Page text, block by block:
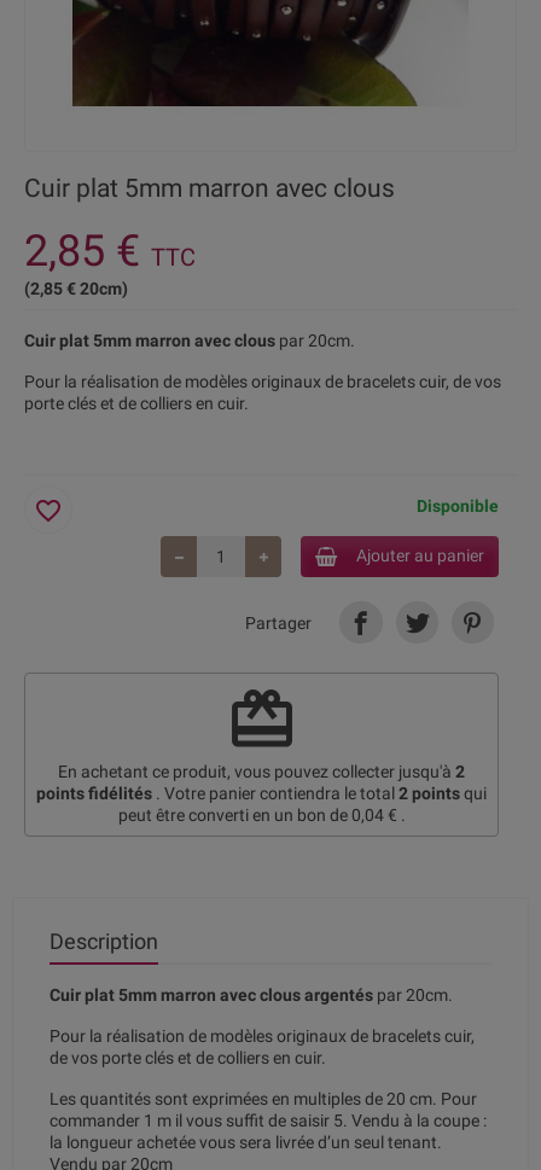
Cuir plat 5mm marron avec clous
2,85 € TTC
(2,85 € 20cm)
Cuir plat 5mm marron avec clous par 20cm.
Pour la réalisation de modèles originaux de bracelets cuir, de vos
porte clés et de colliers en cuir.
Disponible
Ajouter au panier
favorite_border
Partager
redeem
En achetant ce produit, vous pouvez collecter jusqu'à 2
points fidélités . Votre panier contiendra le total 2 pointsqui
peut être converti en un bon de 0,04 € .
Description
Cuir plat 5mm marron avec clous argentés par 20cm.
Pour la réalisation de modèles originaux de bracelets cuir,
de vos porte clés et de colliers en cuir.
Les quantités sont exprimées en multiples de 20 cm. Pour
commander 1 m il vous suffit de saisir 5. Vendu à la coupe :
la longueur achetée vous sera livrée d’un seul tenant.
Vendu par 20cm